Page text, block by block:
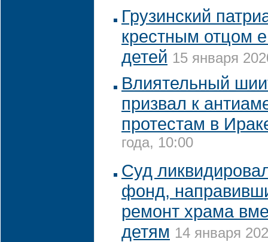
Грузинский
крестным отцом
детей 15 января
Влиятельный
призвал к
протестам в
года, 10:00
Суд
фонд,
ремонт храма
детям 14 января